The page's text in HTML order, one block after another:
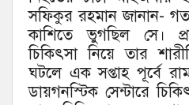
সফিকুর রহমান জানান-
কাশিতে ভুগছিল সে।
চিকিৎসা নিয়ে তার
ঘটলে এক সপ্তাহ পূর্বে
ডায়গনস্টিক সেন্টারে